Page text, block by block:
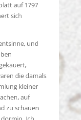
auf 1797
sich
und
die damals
kleiner
auf
zu schauen